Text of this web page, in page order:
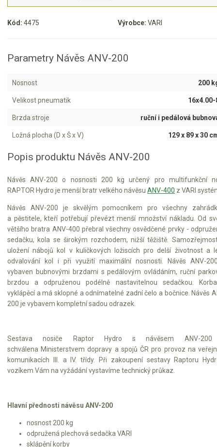
AKU zahradní technika
Aku sekačky
Aku STIHL
Štípačka na dřevo
VARI multifunkční nosiče
VARI Lucina Max / Hurricane MAX
VARI Raptor Hydro
Sněhové frézy
Vertikutátory
Kultivátory
Nůžky na živý plot
Vysavače a foukače
Elektrocentrály
Štěpkovače a drtiče
Elektrické tříkolky
Kód: 4475 Výrobce: VARI
Parametry Návěs ANV-200
Nosnost 200
Velikost pneumatik 16x4.00-
Brzda stroje ruční i pedálová
Ložná plocha (D x Š x V) 129 x 89 x 30
Popis produktu Návěs ANV-200
Návěs ANV-200 o nosnosti 200 kg určený pro multifunkční
RAPTOR Hydro je menší bratr velkého návěsu ANV-400 z VARI
Návěs ANV-200 je skvělým pomocníkem pro všechny
a pěstitele, kteří potřebují převézt menší množství nákladu. Od
většího bratra ANV-400 přebral všechny osvědčené prvky -
sedačku, kola se širokým rozchodem, nižší těžiště.
uložení nábojů kol v kuličkových ložiscích pro delší životnost a
odvalování kol i při využití maximální nosnosti. Návěs ANV-
vybaven bubnovými brzdami s pedálovým ovládáním, ruční
brzdou a odpruženou podélně nastavitelnou sedačkou.
vyklápěcí a má sklopné a odnímatelné zadní čelo a bočnice. Návěs
200 je vybavem kompletní sadou odrazek.
Sestava nosiče Raptor Hydro s návěsem ANV-
schválena Ministerstvem dopravy a spojů ČR pro provoz na
komunikacích III. a IV. třídy. Při zakoupení sestavy Raptoru
vozíkem Vám na vyžádání vystavíme technický průkaz.
Hlavní přednosti návěsu ANV-200
nosnost 200 kg
odpružená plechová sedačka VARI
sklápění korby